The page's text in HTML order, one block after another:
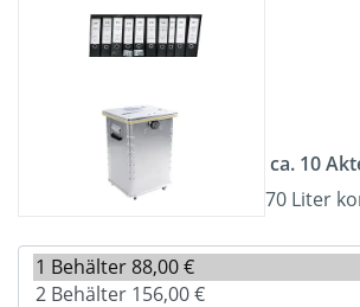
ca. 10
70 Liter